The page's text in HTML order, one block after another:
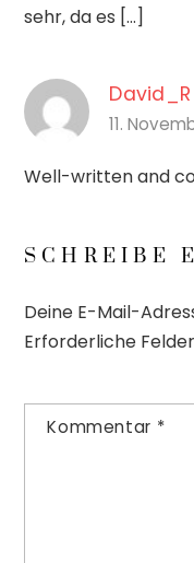
sehr, da es […]
David_R
11.
Well-written and
SCHREIBE
Deine E-Mail-
Erforderliche
Kommentar *